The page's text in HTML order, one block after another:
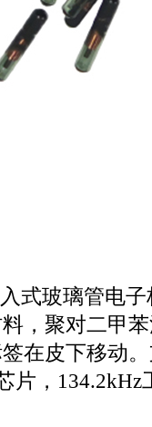
式玻璃管电
，聚对二甲
在皮下移动。
片，134.2kHz